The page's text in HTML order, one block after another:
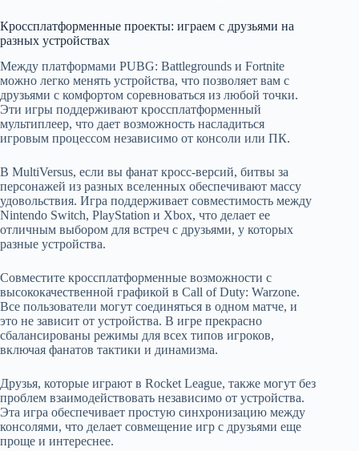
Кроссплатформенные проекты: играем с друзьями на
разных устройствах
Между платформами PUBG: Battlegrounds и Fortnite
можно легко менять устройства, что позволяет вам с
друзьями с комфортом соревноваться из любой точки.
Эти игры поддерживают кроссплатформенный
мультиплеер, что дает возможность насладиться
игровым процессом независимо от консоли или ПК.
В MultiVersus, если вы фанат кросс-версий, битвы за
персонажей из разных вселенных обеспечивают массу
удовольствия. Игра поддерживает совместимость между
Nintendo Switch, PlayStation и Xbox, что делает ее
отличным выбором для встреч с друзьями, у которых
разные устройства.
Совместите кроссплатформенные возможности с
высококачественной графикой в Call of Duty: Warzone.
Все пользователи могут соединяться в одном матче, и
это не зависит от устройства. В игре прекрасно
сбалансированы режимы для всех типов игроков,
включая фанатов тактики и динамизма.
Друзья, которые играют в Rocket League, также могут без
проблем взаимодействовать независимо от устройства.
Эта игра обеспечивает простую синхронизацию между
консолями, что делает совмещение игр с друзьями еще
проще и интереснее.